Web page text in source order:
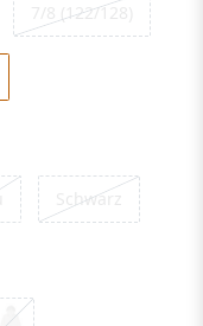
7/8 (122/128)
Schwarz